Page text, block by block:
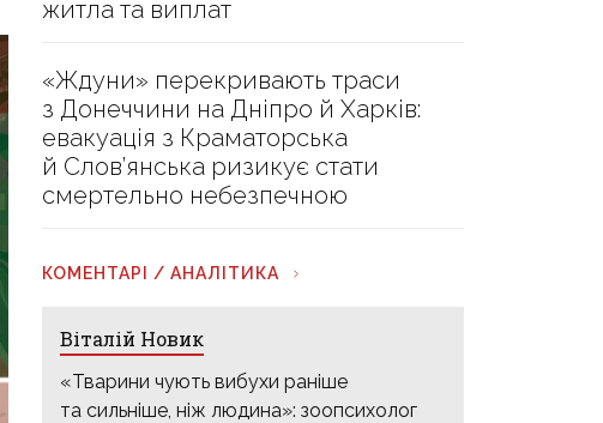
житла та виплат
«Ждуни» перекривають траси
з Донеччини на Дніпро й Харків:
евакуація з Краматорська
й Слов’янська ризикує стати
смертельно небезпечною
КОМЕНТАРІ / АНАЛІТИКА
Віталій Новик
«Тварини чують вибухи раніше
та сильніше, ніж людина»: зоопсихолог